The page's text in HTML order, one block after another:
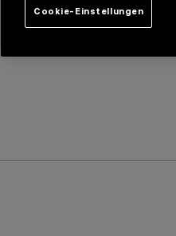
Cookie-Einstellungen